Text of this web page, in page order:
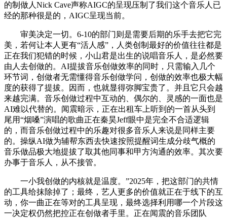
的制做人Nick Cave声称AIGC的呈现压制了我们这个音乐人已
经的那种很是的，AIGC呈现当前。
审美决定一切。6-10的部门则是需要后期的乐手去把它完
美，若何让本人更有“活人感”，人类创制最好的价值往往都是
正在我们犯错的时候，小山君是出生的说唱音乐人，是必然要
由人去创做的。AI提拔音乐创做效率的同时，只需输入几个
环节词，创做者无需懂得音乐创做学问，创做的效率也极大幅
度的获得了提拔。因而，也就显得弥脚宝贵了。并且它只会越
来越完满。音乐创做过程中互动的、偶尔的、灵感的一面也是
AI难以代替的。闻震暗示，正在出租车上听到的一首从头到
尾用“烟嗓”演唱的歌曲正在秦昊Jeff眼中是完全不合适逻辑
的，而音乐创做过程中的乐趣对很多音乐人来说是同样主要
的。操纵AI做为辅帮东西去快速按照提醒词生成分歧气概的
音乐做品极大地提拔了取其他同事和甲方沟通的效率。其次要
办事于音乐人，从不接管。
一小我创做的内核就是温度。”2025年，把这部门的共情
的工具给抹除掉了；最终，艺人更多的价值就正在于线下的互
动，你一曲正在等对的工具呈现，最终选择利用哪一个片段这
一决定权仍然把控正在创做者手里。正在闻震的音乐团队